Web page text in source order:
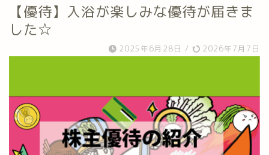
【優待】入浴が楽しみな優待が届きま
した☆
2025年6月28日 / 2026年7月7日